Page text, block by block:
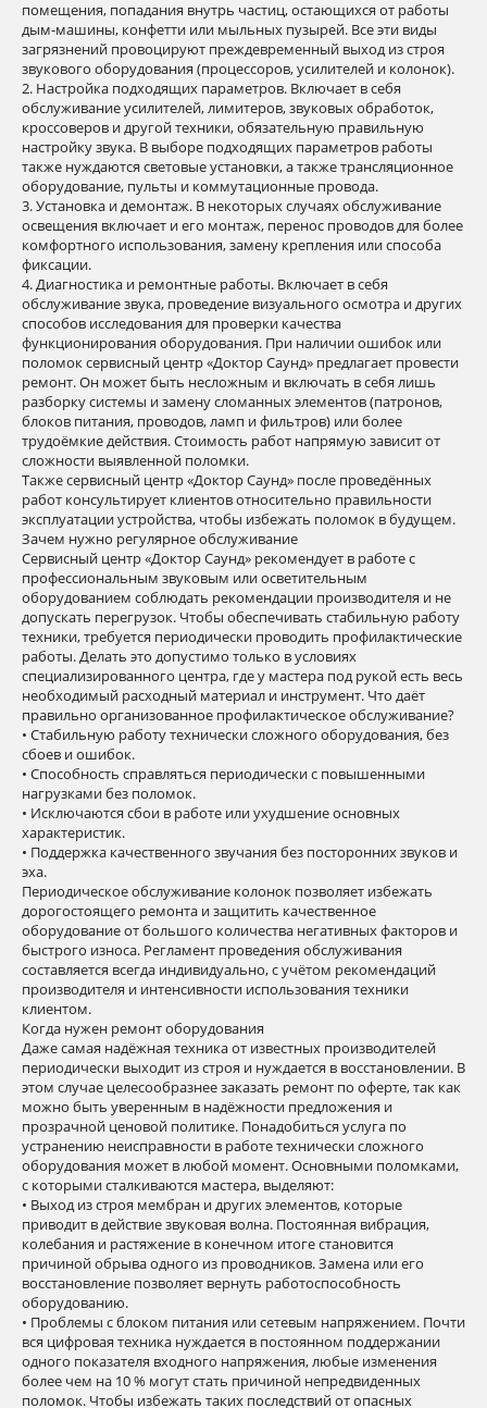
помещения, попадания внутрь частиц, остающихся от работы
дым-машины, конфетти или мыльных пузырей. Все эти виды
загрязнений провоцируют преждевременный выход из строя
звукового оборудования (процессоров, усилителей и колонок).
2. Настройка подходящих параметров. Включает в себя
обслуживание усилителей, лимитеров, звуковых обработок,
кроссоверов и другой техники, обязательную правильную
настройку звука. В выборе подходящих параметров работы
также нуждаются световые установки, а также трансляционное
оборудование, пульты и коммутационные провода.
3. Установка и демонтаж. В некоторых случаях обслуживание
освещения включает и его монтаж, перенос проводов для более
комфортного использования, замену крепления или способа
фиксации.
4. Диагностика и ремонтные работы. Включает в себя
обслуживание звука, проведение визуального осмотра и других
способов исследования для проверки качества
функционирования оборудования. При наличии ошибок или
поломок сервисный центр «Доктор Саунд» предлагает провести
ремонт. Он может быть несложным и включать в себя лишь
разборку системы и замену сломанных элементов (патронов,
блоков питания, проводов, ламп и фильтров) или более
трудоёмкие действия. Стоимость работ напрямую зависит от
сложности выявленной поломки.
Также сервисный центр «Доктор Саунд» после проведённых
работ консультирует клиентов относительно правильности
эксплуатации устройства, чтобы избежать поломок в будущем.
Зачем нужно регулярное обслуживание
Сервисный центр «Доктор Саунд» рекомендует в работе с
профессиональным звуковым или осветительным
оборудованием соблюдать рекомендации производителя и не
допускать перегрузок. Чтобы обеспечивать стабильную работу
техники, требуется периодически проводить профилактические
работы. Делать это допустимо только в условиях
специализированного центра, где у мастера под рукой есть весь
необходимый расходный материал и инструмент. Что даёт
правильно организованное профилактическое обслуживание?
• Стабильную работу технически сложного оборудования, без
сбоев и ошибок.
• Способность справляться периодически с повышенными
нагрузками без поломок.
• Исключаются сбои в работе или ухудшение основных
характеристик.
• Поддержка качественного звучания без посторонних звуков и
эха.
Периодическое обслуживание колонок позволяет избежать
дорогостоящего ремонта и защитить качественное
оборудование от большого количества негативных факторов и
быстрого износа. Регламент проведения обслуживания
составляется всегда индивидуально, с учётом рекомендаций
производителя и интенсивности использования техники
клиентом.
Когда нужен ремонт оборудования
Даже самая надёжная техника от известных производителей
периодически выходит из строя и нуждается в восстановлении. В
этом случае целесообразнее заказать ремонт по оферте, так как
можно быть уверенным в надёжности предложения и
прозрачной ценовой политике. Понадобиться услуга по
устранению неисправности в работе технически сложного
оборудования может в любой момент. Основными поломками,
с которыми сталкиваются мастера, выделяют:
• Выход из строя мембран и других элементов, которые
приводит в действие звуковая волна. Постоянная вибрация,
колебания и растяжение в конечном итоге становится
причиной обрыва одного из проводников. Замена или его
восстановление позволяет вернуть работоспособность
оборудованию.
• Проблемы с блоком питания или сетевым напряжением. Почти
вся цифровая техника нуждается в постоянном поддержании
одного показателя входного напряжения, любые изменения
более чем на 10 % могут стать причиной непредвиденных
поломок. Чтобы избежать таких последствий от опасных